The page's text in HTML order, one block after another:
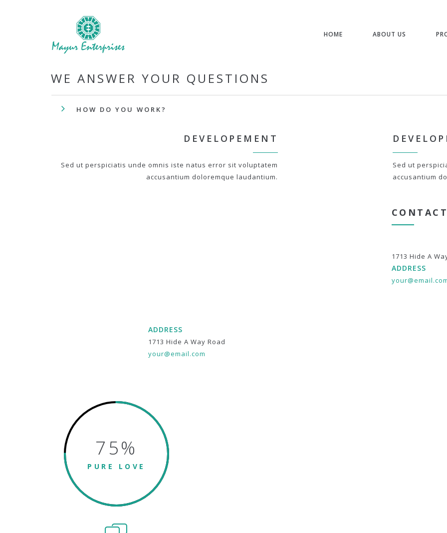
HOME ABOUT US
WE ANSWER YOUR QUESTIONS
HOW DO YOU WORK?
DEVELOPEMENT
Sed ut perspiciatis unde omnis iste natus error sit voluptatem
accusantium doloremque laudantium.
Sed ut
accusantium
1713 Hide A
ADDRESS
ADDRESS
1713 Hide A Way Road
your@email.com
75%
PURE LOVE